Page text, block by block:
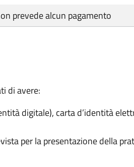
prevede alcun pagamento
di avere:
digitale), carta d’identità
per la presentazione della